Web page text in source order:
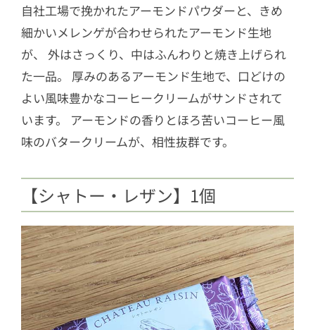
自社工場で挽かれたアーモンドパウダーと、きめ
細かいメレンゲが合わせられたアーモンド生地
が、 外はさっくり、中はふんわりと焼き上げられ
た一品。 厚みのあるアーモンド生地で、口どけの
よい風味豊かなコーヒークリームがサンドされて
います。 アーモンドの香りとほろ苦いコーヒー風
味のバタークリームが、相性抜群です。
【シャトー・レザン】1個